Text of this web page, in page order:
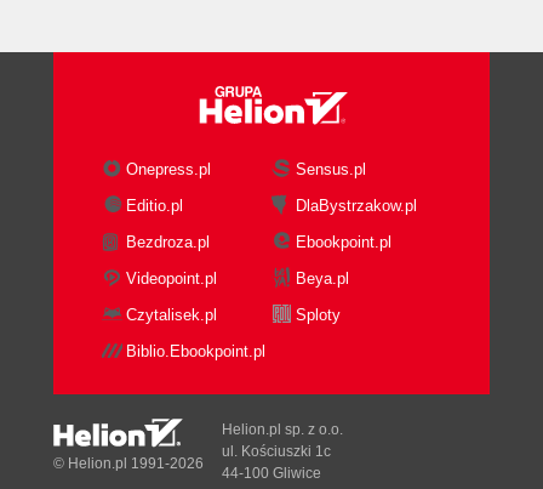
Onepress.pl
Sensus.pl
Editio.pl
DlaBystrzakow.pl
Bezdroza.pl
Ebookpoint.pl
Videopoint.pl
Beya.pl
Czytalisek.pl
Sploty
Biblio.Ebookpoint.pl
© Helion.pl 1991-2026
Helion.pl sp. z o.o.
ul. Kościuszki 1c
44-100 Gliwice